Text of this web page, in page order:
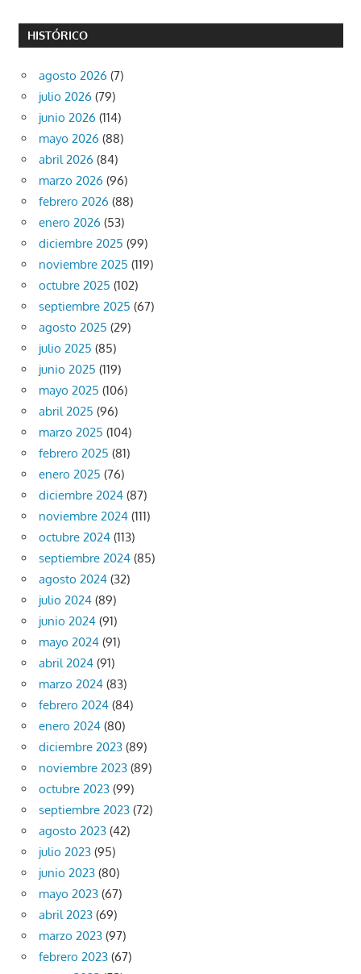
HISTÓRICO
agosto 2026 (7)
julio 2026 (79)
junio 2026 (114)
mayo 2026 (88)
abril 2026 (84)
marzo 2026 (96)
febrero 2026 (88)
enero 2026 (53)
diciembre 2025 (99)
noviembre 2025 (119)
octubre 2025 (102)
septiembre 2025 (67)
agosto 2025 (29)
julio 2025 (85)
junio 2025 (119)
mayo 2025 (106)
abril 2025 (96)
marzo 2025 (104)
febrero 2025 (81)
enero 2025 (76)
diciembre 2024 (87)
noviembre 2024 (111)
octubre 2024 (113)
septiembre 2024 (85)
agosto 2024 (32)
julio 2024 (89)
junio 2024 (91)
mayo 2024 (91)
abril 2024 (91)
marzo 2024 (83)
febrero 2024 (84)
enero 2024 (80)
diciembre 2023 (89)
noviembre 2023 (89)
octubre 2023 (99)
septiembre 2023 (72)
agosto 2023 (42)
julio 2023 (95)
junio 2023 (80)
mayo 2023 (67)
abril 2023 (69)
marzo 2023 (97)
febrero 2023 (67)